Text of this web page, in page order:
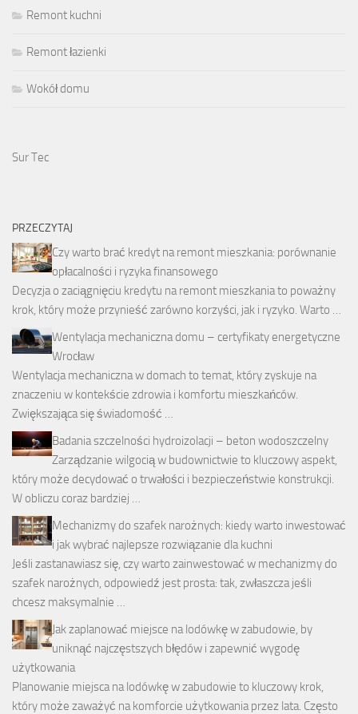
Remont kuchni
Remont łazienki
Wokół domu
Sur Tec
PRZECZYTAJ
Czy warto brać kredyt na remont mieszkania: porównanie
opłacalności i ryzyka finansowego
Decyzja o zaciągnięciu kredytu na remont mieszkania to poważny
krok, który może przynieść zarówno korzyści, jak i ryzyko. Warto …
Wentylacja mechaniczna domu – certyfikaty energetyczne
Wrocław
Wentylacja mechaniczna w domach to temat, który zyskuje na
znaczeniu w kontekście zdrowia i komfortu mieszkańców.
Zwiększająca się świadomość …
Badania szczelności hydroizolacji – beton wodoszczelny
Zarządzanie wilgocią w budownictwie to kluczowy aspekt,
który może decydować o trwałości i bezpieczeństwie konstrukcji.
W obliczu coraz bardziej …
Mechanizmy do szafek narożnych: kiedy warto inwestować
i jak wybrać najlepsze rozwiązanie dla kuchni
Jeśli zastanawiasz się, czy warto zainwestować w mechanizmy do
szafek narożnych, odpowiedź jest prosta: tak, zwłaszcza jeśli
chcesz maksymalnie …
Jak zaplanować miejsce na lodówkę w zabudowie, by
uniknąć najczęstszych błędów i zapewnić wygodę
użytkowania
Planowanie miejsca na lodówkę w zabudowie to kluczowy krok,
który może zaważyć na komforcie użytkowania przez lata. Często